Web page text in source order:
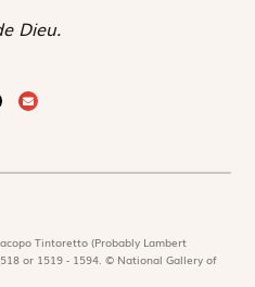
Dieu.
Tintoretto (Probably Lambert
or 1519 - 1594. © National Gallery of